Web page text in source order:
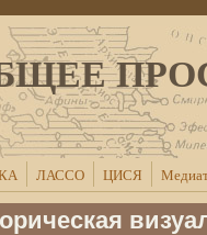
ЛАССО ЦИСЯ